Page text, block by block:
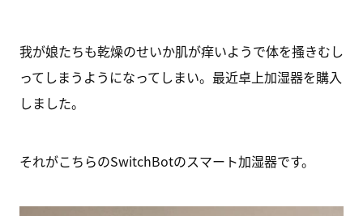
我が娘たちも乾燥のせいか​肌が痒いようで体を搔きむし
ってしまうようになってしまい。最近卓上加湿器を購入
しました。
それがこちらのSwitchBotのスマート加湿器です。